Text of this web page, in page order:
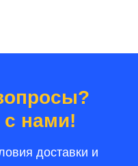
нами!
доставки и